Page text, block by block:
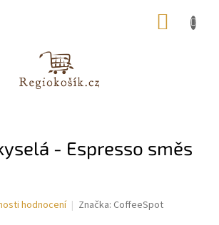
- Espresso směs
hodnocení Značka: CoffeeSpot